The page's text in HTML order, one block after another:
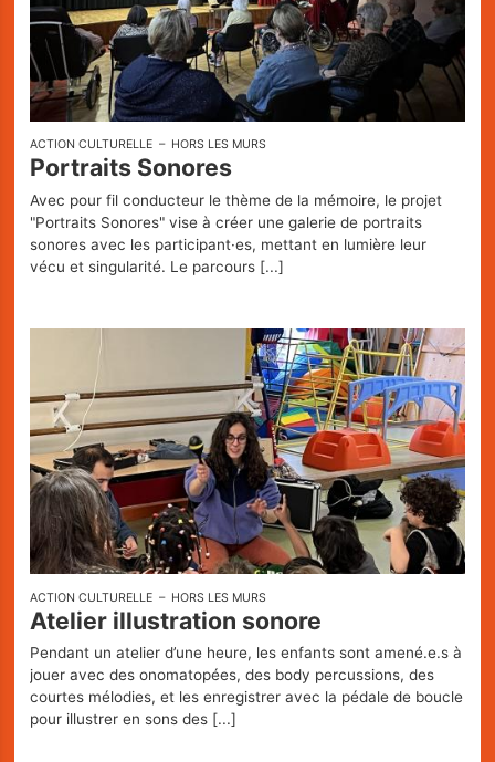
ACTION CULTURELLE HORS LES MURS
Portraits Sonores
Avec pour fil conducteur le thème de la mémoire, le projet
"Portraits Sonores" vise à créer une galerie de portraits
sonores avec les participant·es, mettant en lumière leur
vécu et singularité. Le parcours [...]
ACTION CULTURELLE HORS LES MURS
Atelier illustration sonore
Pendant un atelier d’une heure, les enfants sont amené.e.s à
jouer avec des onomatopées, des body percussions, des
courtes mélodies, et les enregistrer avec la pédale de boucle
pour illustrer en sons des [...]